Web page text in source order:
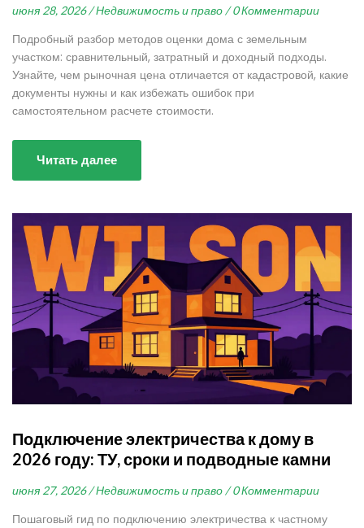
июня 28, 2026 / Недвижимость и право / 0 Комментарии
Подробный разбор методов оценки дома с земельным
участком: сравнительный, затратный и доходный подходы.
Узнайте, чем рыночная цена отличается от кадастровой, какие
документы нужны и как избежать ошибок при
самостоятельном расчете стоимости.
Читать далее
Подключение электричества к дому в
2026 году: ТУ, сроки и подводные камни
июня 27, 2026 / Недвижимость и право / 0 Комментарии
Пошаговый гид по подключению электричества к частному